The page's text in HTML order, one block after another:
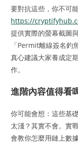
要對抗這些，你不可
https://
提供實際的螢幕截圖
「Permit離線簽名釣
真心建議大家養成定
作。
進階內容值得看
你可能會想：這些基
太淺？其實不會。實
會教你怎麼用鏈上數